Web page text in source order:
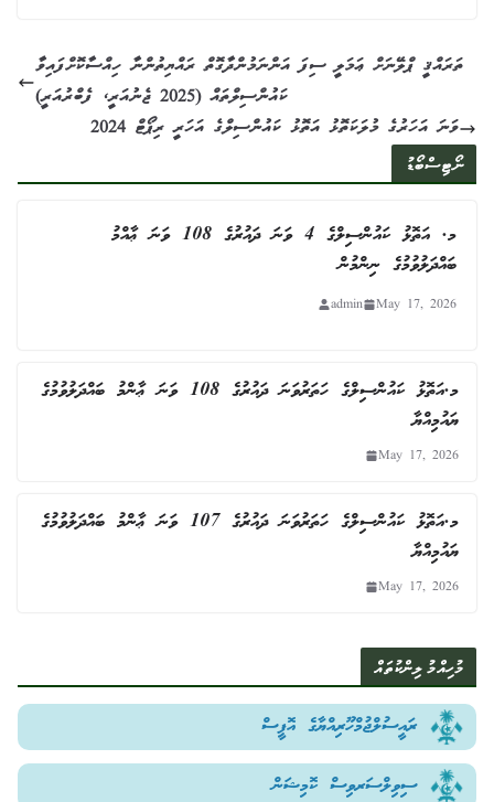
ތަރައްޤީ ޕްލޭނަށް ޢަމަލީ ސިފަ އަންނަމުންދާގޮތް ރައްޔިތުންނާ ހިއްސާކޮށްފައިވާ
ކައުންސިލްތައް (2025 ޖެނުއަރީ، ފެބްރުއަރީ)
2024 ވަނަ އަހަރުގެ މުލަކަތޮޅު އަތޮޅު ކައުންސިލްގެ އަހަރީ ރިޕޯޓް
ނޯޓިސްބޯޑު
މ. އަތޮޅު ކައުންސިލްގެ 4 ވަނަ ދައުރުގެ 108 ވަނަ ޢާއްމު
ބައްދަލުވުމުގެ ނިންމުން
May 17, 2026
admin
މ.އަތޮޅު ކައުންސިލްގެ ހަތަރުވަނަ ދައުރުގެ 108 ވަނަ ޢާންމު ބައްދަލުވުމުގެ
ޔައުމިއްޔާ
May 17, 2026
މ.އަތޮޅު ކައުންސިލްގެ ހަތަރުވަނަ ދައުރުގެ 107 ވަނަ ޢާންމު ބައްދަލުވުމުގެ
ޔައުމިއްޔާ
May 17, 2026
މުހިއްމު ލިންކުތައް
ރައީސުލްޖުމްހޫރިއްޔާގެ އޮފީސް
ސިވިލްސަރވިސް ކޮމިޝަން